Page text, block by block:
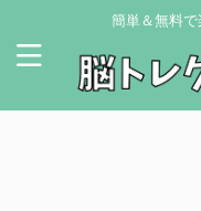
簡単＆無料